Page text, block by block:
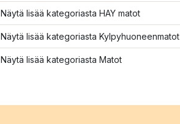
Näytä lisää kategoriasta HAY matot
Näytä lisää kategoriasta Kylpyhuoneenmatot
Näytä lisää kategoriasta Matot